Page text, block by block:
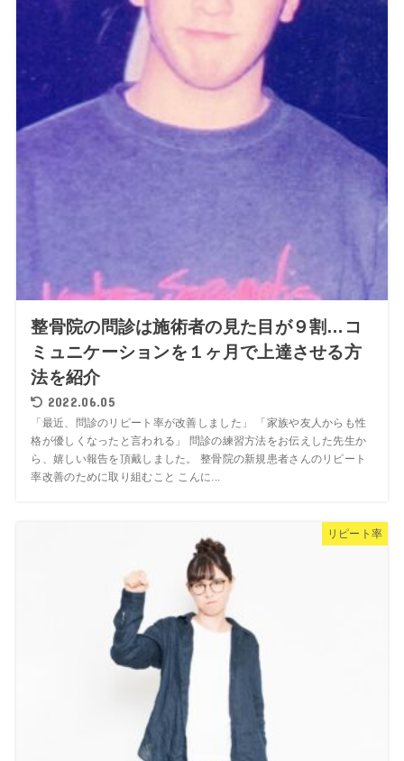
整骨院の問診は施術者の見た目が９割…コ
ミュニケーションを１ヶ月で上達させる方
法を紹介
2022.06.05
「最近、問診のリピート率が改善しました」 「家族や友人からも性
格が優しくなったと言われる」 問診の練習方法をお伝えした先生か
ら、嬉しい報告を頂戴しました。 整骨院の新規患者さんのリピート
率改善のために取り組むこと こんに...
リピート率